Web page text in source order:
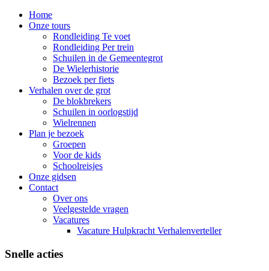
Home
Onze tours
Rondleiding Te voet
Rondleiding Per trein
Schuilen in de Gemeentegrot
De Wielerhistorie
Bezoek per fiets
Verhalen over de grot
De blokbrekers
Schuilen in oorlogstijd
Wielrennen
Plan je bezoek
Groepen
Voor de kids
Schoolreisjes
Onze gidsen
Contact
Over ons
Veelgestelde vragen
Vacatures
Vacature Hulpkracht Verhalenverteller
Snelle acties